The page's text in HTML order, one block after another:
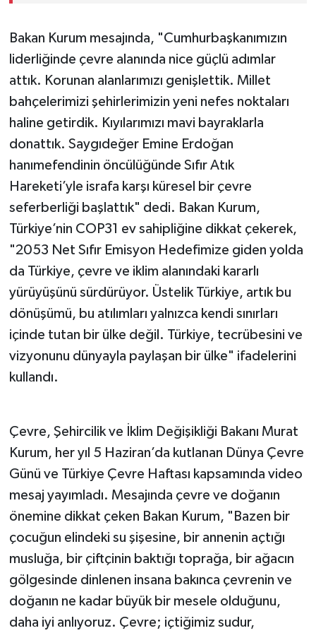
Bakan Kurum mesajında, "Cumhurbaşkanımızın
liderliğinde çevre alanında nice güçlü adımlar
attık. Korunan alanlarımızı genişlettik. Millet
bahçelerimizi şehirlerimizin yeni nefes noktaları
haline getirdik. Kıyılarımızı mavi bayraklarla
donattık. Saygıdeğer Emine Erdoğan
hanımefendinin öncülüğünde Sıfır Atık
Hareketi’yle israfa karşı küresel bir çevre
seferberliği başlattık" dedi. Bakan Kurum,
Türkiye’nin COP31 ev sahipliğine dikkat çekerek,
"2053 Net Sıfır Emisyon Hedefimize giden yolda
da Türkiye, çevre ve iklim alanındaki kararlı
yürüyüşünü sürdürüyor. Üstelik Türkiye, artık bu
dönüşümü, bu atılımları yalnızca kendi sınırları
içinde tutan bir ülke değil. Türkiye, tecrübesini ve
vizyonunu dünyayla paylaşan bir ülke" ifadelerini
kullandı.
Çevre, Şehircilik ve İklim Değişikliği Bakanı Murat
Kurum, her yıl 5 Haziran’da kutlanan Dünya Çevre
Günü ve Türkiye Çevre Haftası kapsamında video
mesaj yayımladı. Mesajında çevre ve doğanın
önemine dikkat çeken Bakan Kurum, "Bazen bir
çocuğun elindeki su şişesine, bir annenin açtığı
musluğa, bir çiftçinin baktığı toprağa, bir ağacın
gölgesinde dinlenen insana bakınca çevrenin ve
doğanın ne kadar büyük bir mesele olduğunu,
daha iyi anlıyoruz. Çevre; içtiğimiz sudur,